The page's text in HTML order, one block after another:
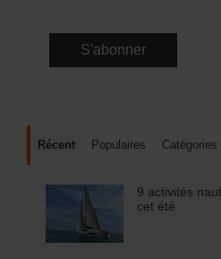
Récent Populaires Catégories
9 activités
cet été